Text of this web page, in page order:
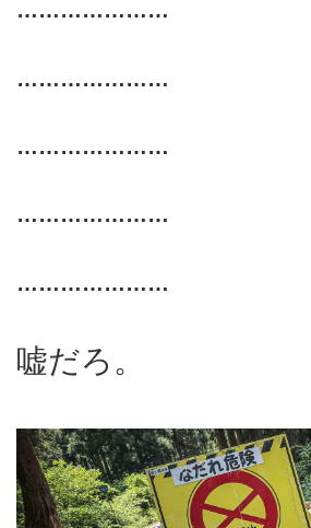
…………………
…………………
…………………
…………………
…………………
嘘だろ。